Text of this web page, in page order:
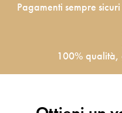
Pagamenti sempre
100% qualità,